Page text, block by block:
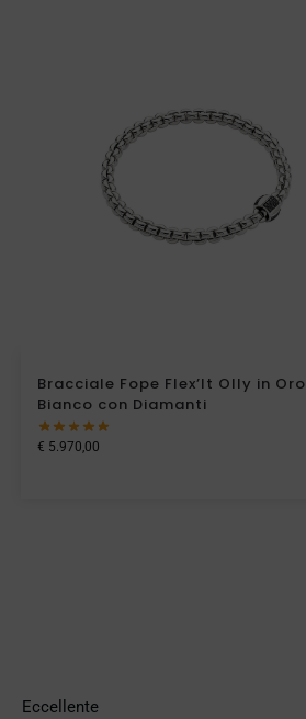
Bracciale Fope Flex’It Olly in Oro
Bianco con Diamanti
€ 5.970,00
Eccellente